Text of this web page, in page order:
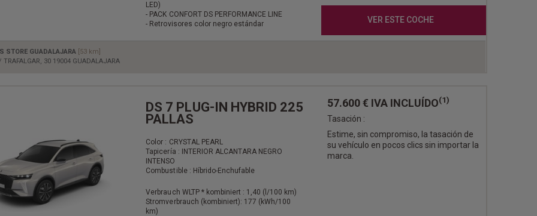
LED)
- PACK CONFORT DS PERFORMANCE LINE
- Retrovisores color negro estándar
VER ESTE COCHE
STORE GUADALAJARA [53 km]
TRAFALGAR, 30 19004 GUADALAJARA
DS 7 PLUG-IN HYBRID 225
PALLAS
Color : CRYSTAL PEARL
Tapicería : INTERIOR ALCANTARA NEGRO
INTENSO
Combustible : Híbrido-Enchufable
Verbrauch WLTP * kombiniert : 1,40 (l/100 km)
Stromverbrauch (kombiniert): 177 (kWh/100
km)
57.600 € IVA INCLUÍDO(1)
Tasación :
Estime, sin compromiso, la tasación de
su vehículo en pocos clics sin importar la
marca.